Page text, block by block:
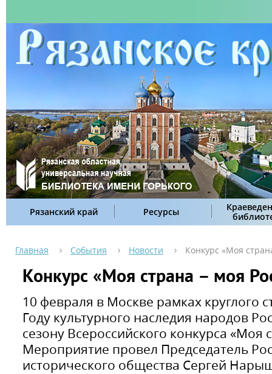
Рязанский край Ресурсы
Главная События Новости Конкурс «Моя
Конкурс «Моя страна – моя
10 февраля в Москве рамках круглого
Году культурного наследия народов
сезону Всероссийского конкурса «Моя
Мероприятие провел Председатель
исторического общества Сергей